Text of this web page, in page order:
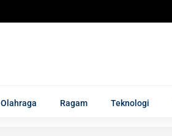
Olahraga Ragam Teknologi